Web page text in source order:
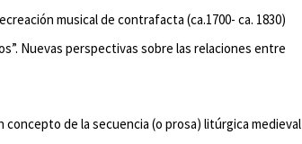
musical de contrafacta (ca.1700- ca. 1830)
Nuevas perspectivas sobre las relaciones entre
concepto de la secuencia (o prosa) litúrgica medieval